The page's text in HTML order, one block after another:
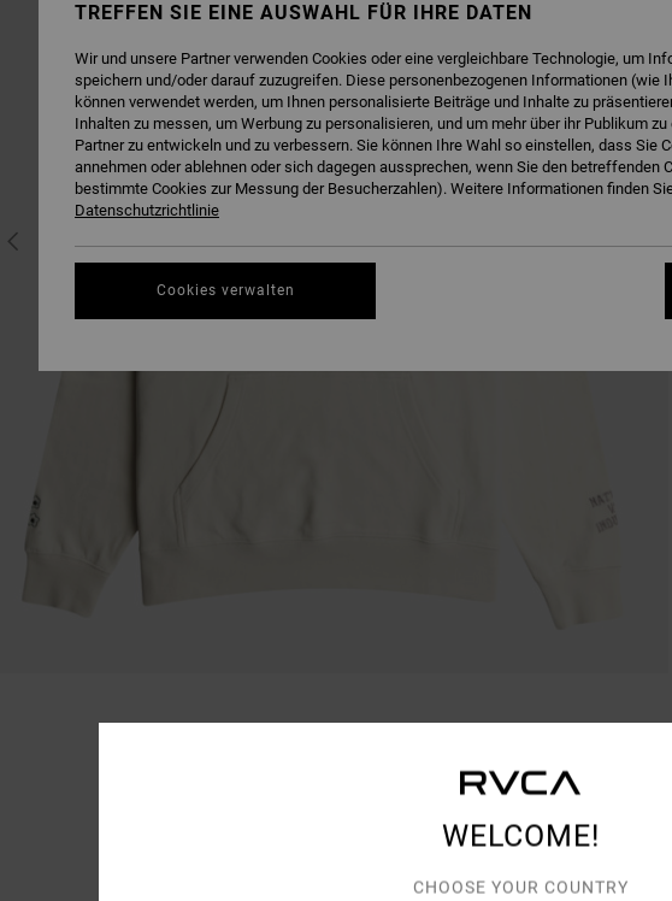
WELCOME!
CHOOSE YOUR COUNTRY
TREFFEN SIE EINE AUSWAHL FÜR IHRE DATEN
Wir und unsere Partner verwenden Cookies oder eine vergleichbare Technologie, um
speichern und/oder darauf zuzugreifen. Diese personenbezogenen Informationen (wie
können verwendet werden, um Ihnen personalisierte Beiträge und Inhalte zu
Inhalten zu messen, um Werbung zu personalisieren, und um mehr über ihr Publikum
Partner zu entwickeln und zu verbessern. Sie können Ihre Wahl so einstellen, dass Sie
annehmen oder ablehnen oder sich dagegen aussprechen, wenn Sie den betreffenden
bestimmte Cookies zur Messung der Besucherzahlen). Weitere Informationen finden
Datenschutzrichtlinie
Cookies verwalten